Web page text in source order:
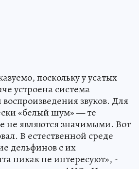
поскольку у усатых
устроена система
звуков. Для
«белый шум» — те
не являются значимыми. Вот
В естественной среде
дельфинов с их
никак не интересуют», -